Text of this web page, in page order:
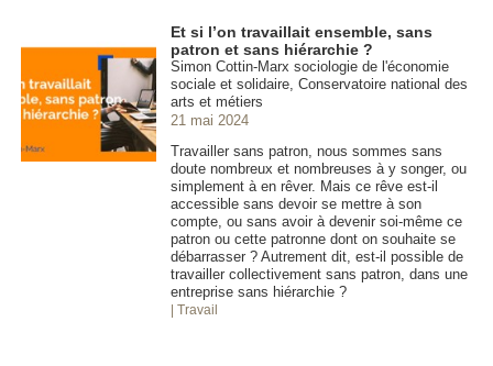
Et si l’on travaillait ensemble, sans
patron et sans hiérarchie ?
Simon Cottin-Marx sociologie de l'économie
sociale et solidaire, Conservatoire national des
arts et métiers
21 mai 2024
Travailler sans patron, nous sommes sans
doute nombreux et nombreuses à y songer, ou
simplement à en rêver. Mais ce rêve est-il
accessible sans devoir se mettre à son
compte, ou sans avoir à devenir soi-même ce
patron ou cette patronne dont on souhaite se
débarrasser ? Autrement dit, est-il possible de
travailler collectivement sans patron, dans une
entreprise sans hiérarchie ?
| Travail